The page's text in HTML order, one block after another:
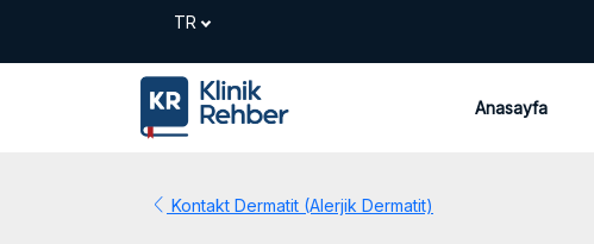
Anasayfa
Kontakt Dermatit (Alerjik Dermatit)